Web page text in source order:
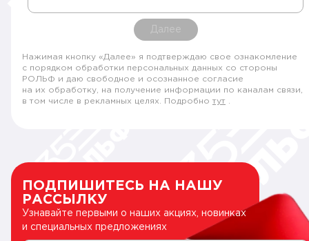
Далее
Нажимая кнопку «Далее» я подтверждаю свое ознакомление
с порядком обработки персональных данных со стороны
РОЛЬФ и даю свободное и осознанное согласие
на их обработку, на получение информации по каналам связи,
в том числе в рекламных целях. Подробно тут
ПОДПИШИТЕСЬ НА НАШУ
РАССЫЛКУ
Узнавайте первыми о наших акциях, новинках
и специальных предложениях